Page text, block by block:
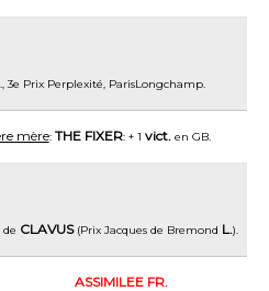
3e Prix Perplexité, ParisLongchamp.
mère: THE FIXER: + 1 vict.en GB.
CLAVUS (Prix Jacques de Bremond L.).
ASSIMILEE FR.